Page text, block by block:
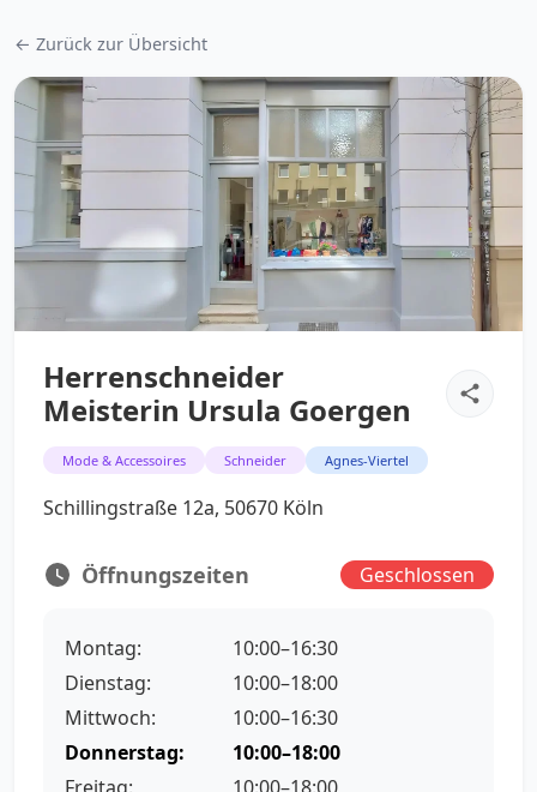
← Zurück zur Übersicht
Herrenschneider
Meisterin Ursula Goergen
Mode & Accessoires Schneider Agnes-Viertel
Schillingstraße 12a, 50670 Köln
Öffnungszeiten Geschlossen
Montag:
10:00–16:30
Dienstag:
10:00–18:00
Mittwoch:
10:00–16:30
Donnerstag:
10:00–18:00